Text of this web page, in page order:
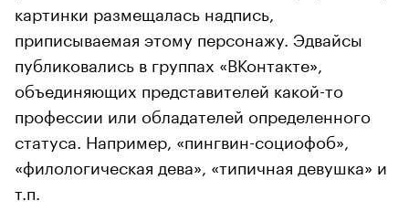
картинки размещалась надпись,
приписываемая этому персонажу. Эдвайсы
публиковались в группах «ВКонтакте»,
объединяющих представителей какой-то
профессии или обладателей определенного
статуса. Например, «пингвин-социофоб»,
«филологическая дева», «типичная девушка» и
т.п.